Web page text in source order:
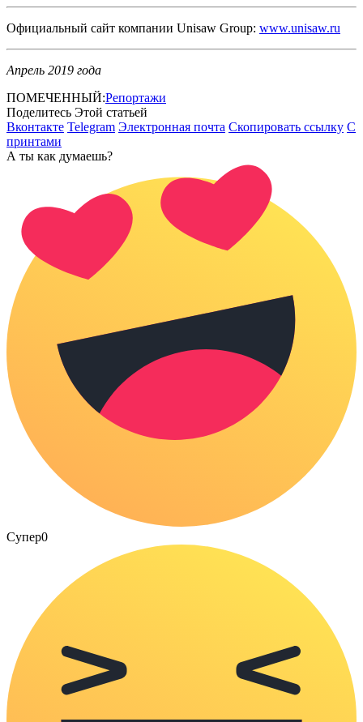
Официальный сайт компании Unisaw Group: www.unisaw.ru
Апрель 2019 года
ПОМЕЧЕННЫЙ:Репортажи
Поделитесь Этой статьей
Вконтакте Telegram Электронная почта Скопировать ссылку С
принтами
А ты как думаешь?
Супер0